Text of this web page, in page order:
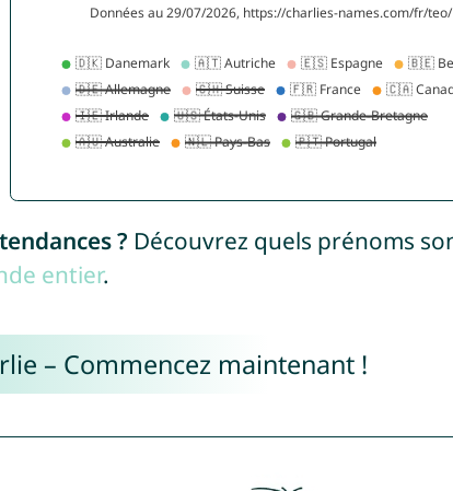
? Découvrez quels prénoms
entier.
– Commencez maintenant !